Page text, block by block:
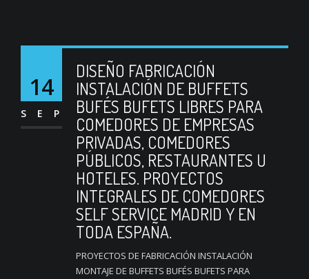
14
SEP
DISEÑO FABRICACIÓN
INSTALACIÓN DE BUFFETS
BUFÉS BUFETS LIBRES PARA
COMEDORES DE EMPRESAS
PRIVADAS, COMEDORES
PÚBLICOS, RESTAURANTES U
HOTELES. PROYECTOS
INTEGRALES DE COMEDORES
SELF SERVICE MADRID Y EN
TODA ESPAÑA.
PROYECTOS DE FABRICACIÓN INSTALACIÓN
MONTAJE DE BUFFETS BUFÉS BUFETS PARA